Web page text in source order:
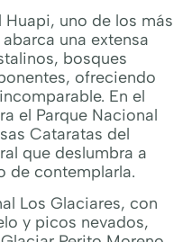
Huapi, uno de los más
una extensa
bosques
ofreciendo
En el
el Parque Nacional
Cataratas del
que deslumbra a
de contemplarla.
Los Glaciares, con
y picos nevados,